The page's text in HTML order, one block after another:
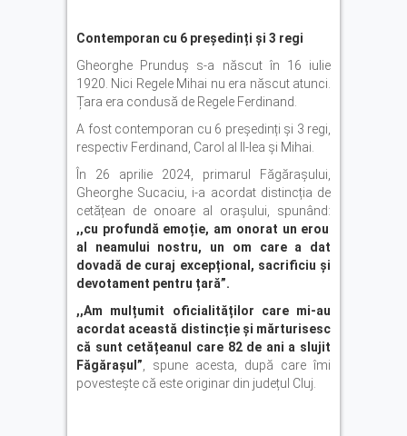
Contemporan cu 6 președinți și 3 regi
Gheorghe Prunduș s-a născut în 16 iulie
1920. Nici Regele Mihai nu era născut atunci.
Țara era condusă de Regele Ferdinand.
A fost contemporan cu 6 președinți și 3 regi,
respectiv Ferdinand, Carol al II-lea și Mihai.
În 26 aprilie 2024, primarul Făgărașului,
Gheorghe Sucaciu, i-a acordat distincția de
cetățean de onoare al orașului, spunând:
,,cu profundă emoție, am onorat un erou
al neamului nostru, un om care a dat
dovadă de curaj excepțional, sacrificiu și
devotament pentru țară”.
,,Am mulțumit oficialităților care mi-au
acordat această distincție și mărturisesc
că sunt cetățeanul care 82 de ani a slujit
Făgărașul”, spune acesta, după care îmi
povestește că este originar din județul Cluj.